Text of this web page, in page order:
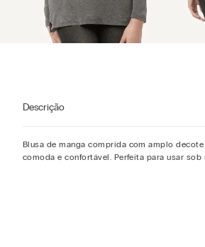
Descrição
Blusa de manga comprida com amplo
comoda e confortável. Perfeita para usar sob